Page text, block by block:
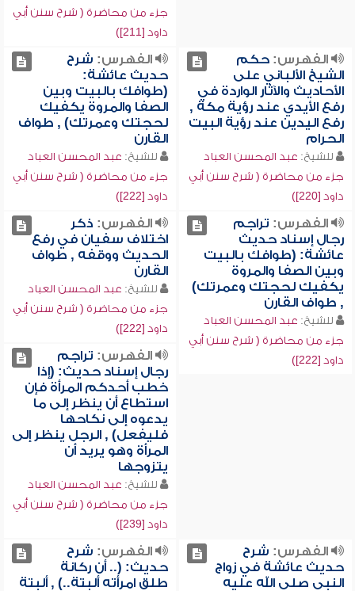
جزء من محاضرة ( شرح سنن أبي
داود [211])
الفهرس:حكم
الشيخ الألباني على
الأحاديث والآثار الواردة في
رفع الأيدي عند رؤية مكة ,
رفع اليدين عند رؤية البيت
الحرام
للشيخ: عبد المحسن العباد
جزء من محاضرة ( شرح سنن أبي
داود [220])
الفهرس: شرح
حديث عائشة:
(طوافك بالبيت وبين
الصفا والمروة يكفيك
لحجتك وعمرتك) , طواف
القارن
للشيخ: عبد المحسن العباد
جزء من محاضرة ( شرح سنن أبي
داود [222])
الفهرس: تراجم
رجال إسناد حديث
عائشة: (طوافك بالبيت
وبين الصفا والمروة
يكفيك لحجتك وعمرتك)
, طواف القارن
للشيخ: عبد المحسن العباد
جزء من محاضرة ( شرح سنن أبي
داود [222])
الفهرس: ذكر
اختلاف سفيان في رفع
الحديث ووقفه , طواف
القارن
للشيخ: عبد المحسن العباد
جزء من محاضرة ( شرح سنن أبي
داود [222])
الفهرس: تراجم
رجال إسناد حديث: (إذا
خطب أحدكم المرأة فإن
استطاع أن ينظر إلى ما
يدعوه إلى نكاحها
فليفعل) , الرجل ينظر إلى
المرأة وهو يريد أن
يتزوجها
للشيخ: عبد المحسن العباد
جزء من محاضرة ( شرح سنن أبي
داود [239])
الفهرس: شرح
حديث عائشة في زواج
النبي صلى الله عليه
الفهرس: شرح
حديث: (.. أن ركانة
طلق امرأته ألبتة..) , ألبتة